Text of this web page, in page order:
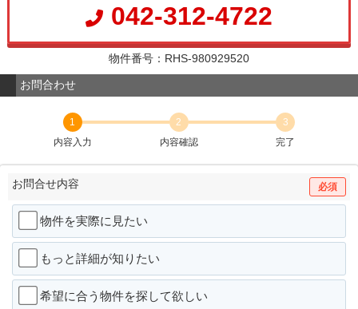
042-312-4722
物件番号：RHS-980929520
お問合わせ
1
内容入力
2
内容確認
3
完了
お問合せ内容 必須
物件を実際に見たい
もっと詳細が知りたい
希望に合う物件を探して欲しい